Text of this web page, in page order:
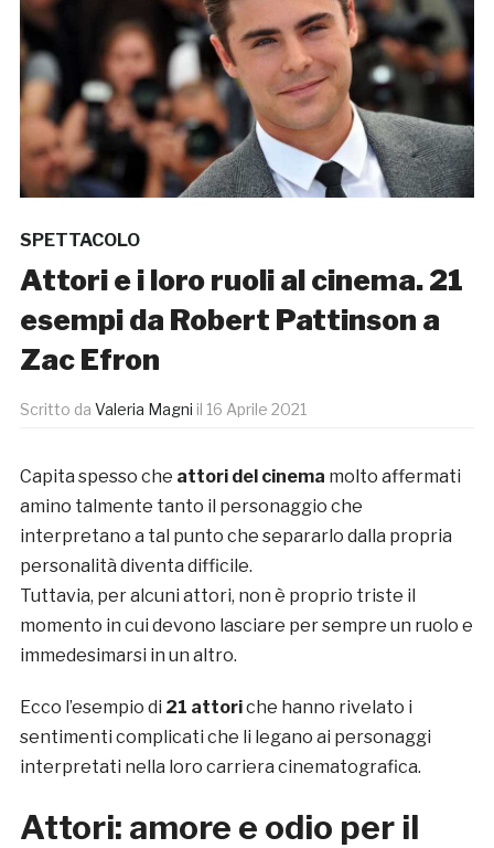
SPETTACOLO
Attori e i loro ruoli al cinema. 21
esempi da Robert Pattinson a
Zac Efron
Scritto da Valeria Magni il 16 Aprile 2021
Capita spesso che attori del cinema molto affermati
amino talmente tanto il personaggio che
interpretano a tal punto che separarlo dalla propria
personalità diventa difficile.
Tuttavia, per alcuni attori, non è proprio triste il
momento in cui devono lasciare per sempre un ruolo e
immedesimarsi in un altro.
Ecco l’esempio di 21 attoriche hanno rivelato i
sentimenti complicati che li legano ai personaggi
interpretati nella loro carriera cinematografica.
Attori: amore e odio per il